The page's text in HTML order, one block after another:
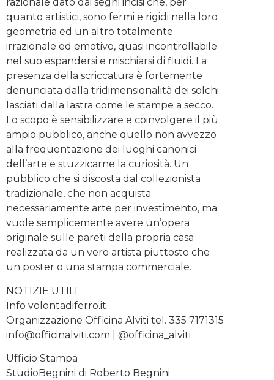
quanto artistici, sono fermi e rigidi nella loro
geometria ed un altro totalmente
irrazionale ed emotivo, quasi incontrollabile
nel suo espandersi e mischiarsi di fluidi. La
presenza della scriccatura è fortemente
denunciata dalla tridimensionalità dei solchi
lasciati dalla lastra come le stampe a secco.
Lo scopo è sensibilizzare e coinvolgere il più
ampio pubblico, anche quello non avvezzo
alla frequentazione dei luoghi canonici
dell’arte e stuzzicarne la curiosità. Un
pubblico che si discosta dal collezionista
tradizionale, che non acquista
necessariamente arte per investimento, ma
vuole semplicemente avere un’opera
originale sulle pareti della propria casa
realizzata da un vero artista piuttosto che
un poster o una stampa commerciale.
NOTIZIE UTILI
Info volontadiferro.it
Organizzazione Officina Alviti tel. 335 7171315
info@officinalviti.com | @officina_alviti
Ufficio Stampa
StudioBegnini di Roberto Begnini